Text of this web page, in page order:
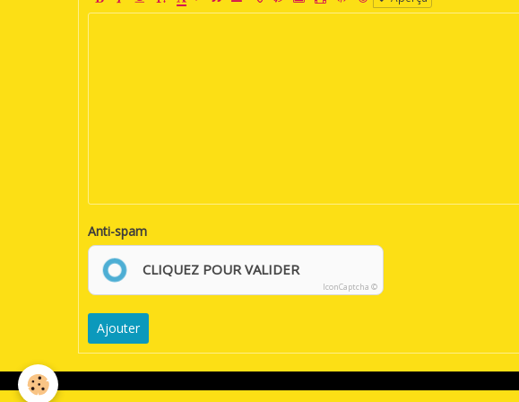
Anti-spam
CLIQUEZ POUR VALIDER
IconCaptcha ©
Ajouter